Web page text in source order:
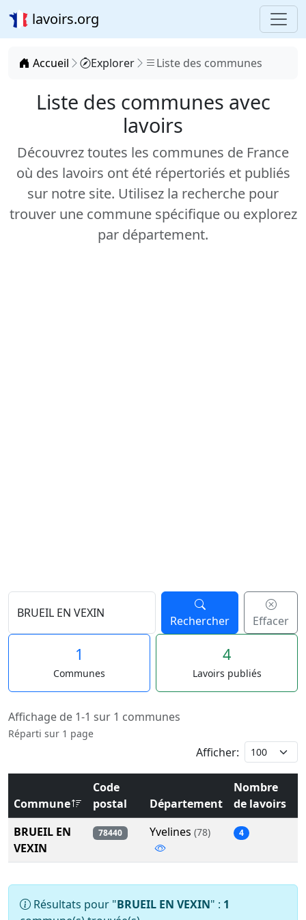
lavoirs.org
Accueil Explorer Liste des communes
Liste des communes avec
lavoirs
Découvrez toutes les communes de France
où des lavoirs ont été répertoriés et publiés
sur notre site. Utilisez la recherche pour
trouver une commune spécifique ou explorez
par département.
Rechercher Effacer
1
Communes
4
Lavoirs publiés
Affichage de 1-1 sur 1 communes
Réparti sur 1 page
Afficher:
Commune
Code
postal
Département
Nombre
de lavoirs
BRUEIL EN
VEXIN
78440 Yvelines (78) 4
Résultats pour "BRUEIL EN VEXIN" : 1